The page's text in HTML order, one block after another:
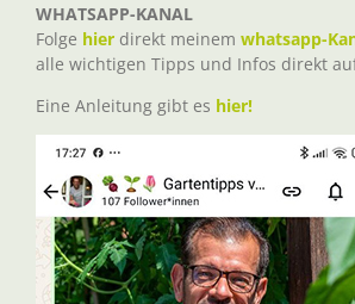
WHATSAPP-KANAL
Folge hier direkt meinem whatsapp-
alle wichtigen Tipps und Infos direkt
Eine Anleitung gibt es hier!